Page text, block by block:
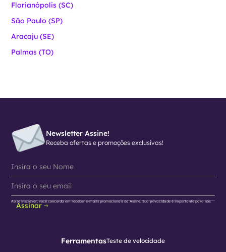
Florianópolis (SC)
São Paulo (SP)
Aracaju (SE)
Palmas (TO)
Newsletter Assine!
Receba ofertas e promoções exclusivas!
Assinar
Ao se inscrever, você concorda em receber e-mails promocionais da Assine. Sua privacidade é importante para nós.
FerramentasTeste de velocidade